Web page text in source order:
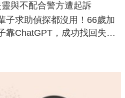
與不配合警方遭起訴
子求助偵探都沒用！66歲加
靠ChatGPT，成功找回失散